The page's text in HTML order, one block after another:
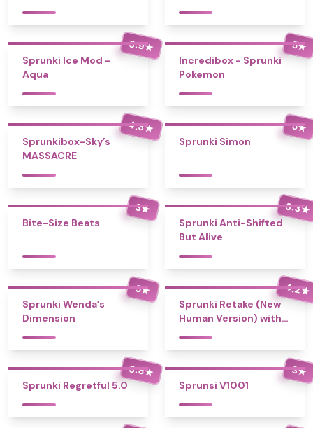
3.9★
Sprunki Ice Mod -
Aqua
5★
Incredibox - Sprunki
Pokemon
4.3★
Sprunkibox-Sky’s
MASSACRE
5★
Sprunki Simon
3★
Bite-Size Beats
3.3★
Sprunki Anti-Shifted
But Alive
5★
Sprunki Wenda’s
Dimension
4.2★
Sprunki Retake (New
Human Version) with
3.8★
Sprunki Regretful 5.0
3★
Sprunsi V1001